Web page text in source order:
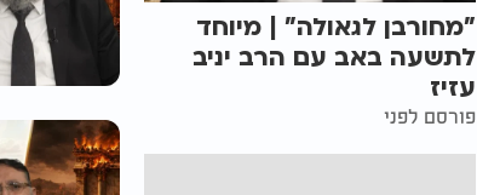
"מחורבן לגאולה" | מיוחד
לתשעה באב עם הרב יניב
עזיז
פורסם לפני